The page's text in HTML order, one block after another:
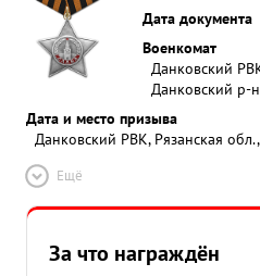
Дата документа
Военкомат
Данковский
Данковский р-н
Дата и место призыва
Данковский РВК, Рязанская
Ещё
За что награждён